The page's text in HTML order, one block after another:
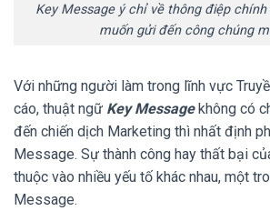
Key Message ý chỉ về thông điệp
muốn gửi đến công chúng
Với những người làm trong lĩnh vực
cáo, thuật ngữ Key Messagekhông có
đến chiến dịch Marketing thì nhất định
Message. Sự thành công hay thất bại
thuộc vào nhiều yếu tố khác nhau, một
Message.